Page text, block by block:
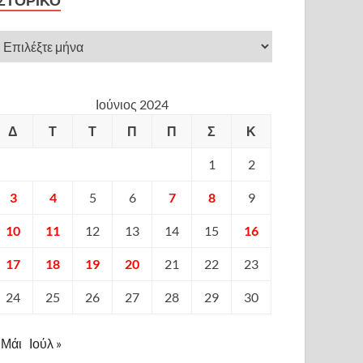
Ιούνιος 2024
Δ
Τ Τ Π Π Σ Κ
1 2
3 4 5 6 7 8 9
10 11 12 13 14 15 16
17 18 19 20 21 22 23
24 25 26 27 28 29 30
Ιούλ »